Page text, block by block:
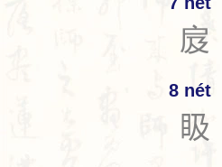
㧀
8 nét
𥄫